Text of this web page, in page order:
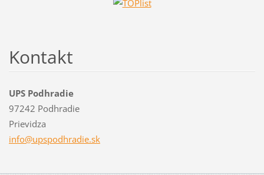
Kontakt
UPS Podhradie
97242 Podhradie
Prievidza
info@upspodhradie.sk